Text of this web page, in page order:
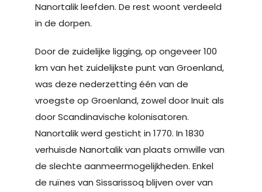
Nanortalik leefden. De rest woont verdeeld
in de dorpen.
Door de zuidelijke ligging, op ongeveer 100
km van het zuidelijkste punt van Groenland,
was deze nederzetting één van de
vroegste op Groenland, zowel door Inuit als
door Scandinavische kolonisatoren.
Nanortalik werd gesticht in 1770. In 1830
verhuisde Nanortalik van plaats omwille van
de slechte aanmeermogelijkheden. Enkel
de ruïnes van Sissarissoq blijven over van